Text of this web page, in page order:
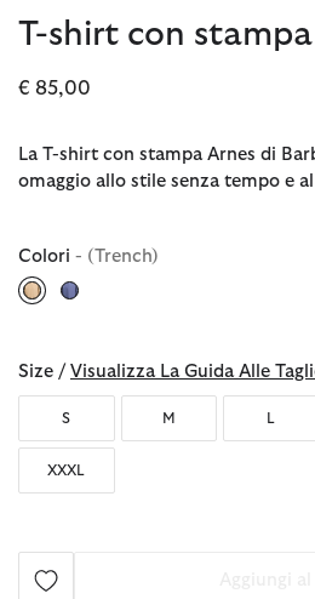
T-shirt con
€ 85,00
La T-shirt con stampa Arnes di
omaggio allo stile senza tempo e
Colori - (Trench)
Size / Visualizza La Guida Alle
S M L
XXXL